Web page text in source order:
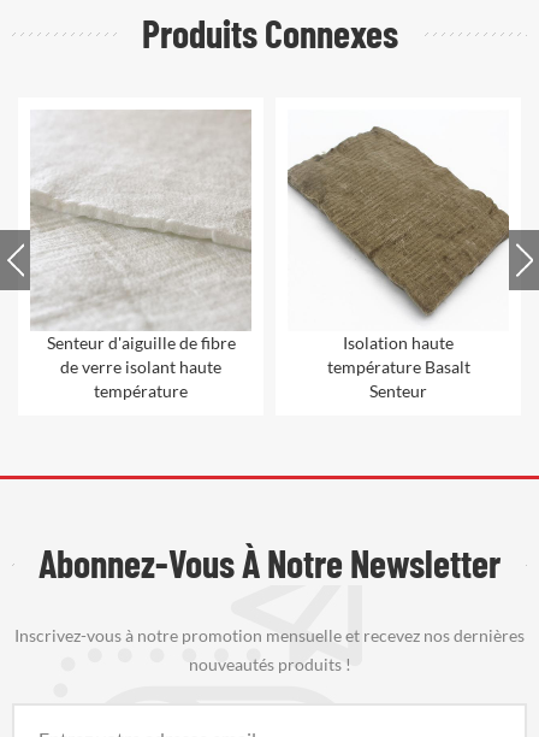
Produits Connexes
Senteur d'aiguille de fibre
de verre isolant haute
température
Isolation haute
température Basalt
Senteur
Abonnez-Vous À Notre Newsletter
Inscrivez-vous à notre promotion mensuelle et recevez nos dernières
nouveautés produits !